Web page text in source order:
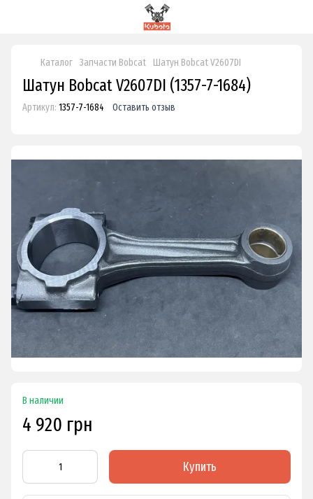
Каталог Запчасти Bobcat Шатун Bobcat V2607DI
Шатун Bobcat V2607DI (1357-7-1684)
Артикул: 1357-7-1684 Оставить отзыв
В наличии
4 920 грн
Купить